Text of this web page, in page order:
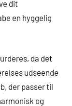
dit
en hyggelig
da det
udseende
der passer til
og